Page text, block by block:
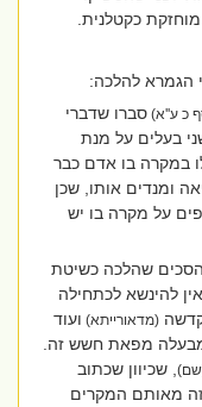
כקטלנית.
להלכה:
ע''א)סברו שדברי
בעלים על מנת
בו אדם כבר
אותו, שכן
על מקרה בו יש
שהלכה כשיטת
להינשא לכתחילה
(מדאורייתא)ועוד
מפאת חשש זה.
, שכיוון שכתוב
מאותם המקרים